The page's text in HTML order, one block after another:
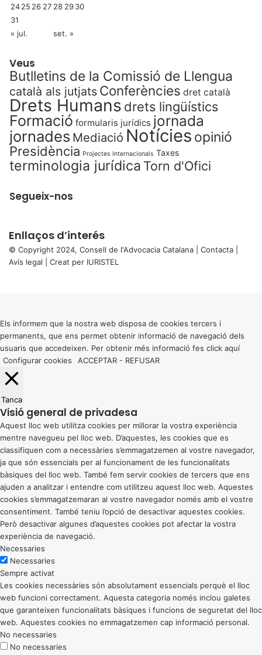
2425 26 27 28 2930
31
« jul.
set. »
Veus
Butlletins de la Comissió de Llengua
català als jutjats Conferències dret català
Drets Humans drets lingüístics
Formació formularis jurídics jornada
jornades Mediació Notícies opinió
Presidència Projectes Internacionals Taxes
terminologia jurídica Torn d'Ofici
Segueix-nos
Enllaços d’interés
© Copyright 2024, Consell de l'Advocacia Catalana | Contacta
Avís legal | Creat per IURISTEL
button
Els informem que la nostra web disposa de cookies tercers i
permanents, que ens permet obtenir informació de navegació dels
usuaris que accedeixen. Per obtenir més informació fes click aquí
Configurar cookies
ACCEPTAR - REFUSAR
Tanca
Visió general de privadesa
Aquest lloc web utilitza cookies per millorar la vostra experiència
mentre navegueu pel lloc web. D’aquestes, les cookies que es
classifiquen com a necessàries s’emmagatzemen al vostre navegador,
ja que són essencials per al funcionament de les funcionalitats
bàsiques del lloc web. També fem servir cookies de tercers que ens
ajuden a analitzar i entendre com utilitzeu aquest lloc web. Aquestes
cookies s’emmagatzemaran al vostre navegador només amb el vostre
consentiment. També teniu l’opció de desactivar aquestes cookies.
Però desactivar algunes d’aquestes cookies pot afectar la vostra
experiència de navegació.
Necessaries
Necessaries
Sempre activat
Les cookies necessàries són absolutament essencials perquè el lloc
web funcioni correctament. Aquesta categoria només inclou galetes
que garanteixen funcionalitats bàsiques i funcions de seguretat del lloc
web. Aquestes cookies no emmagatzemen cap informació personal.
No necessaries
No necessaries